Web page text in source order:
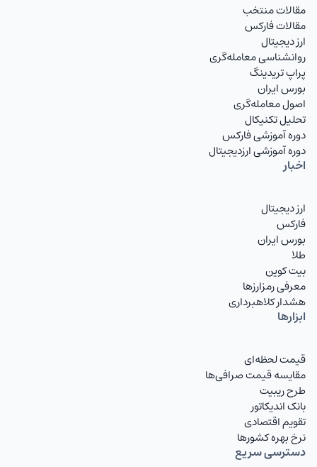
مقالات منتخب
مقالات فارکس
ارز دیجیتال
روانشناسی معامله‌گری
پراپ تریدینگ
بورس ایران
اصول معامله‌گری
تحلیل تکنیکال
دوره آموزشی فارکس
دوره آموزشی ارزدیجیتال
اخبار
ارز دیجیتال
فارکس
بورس ایران
طلا
بیت کوین
معرفی رمزارزها
هشدار کلاهبرداری
ابزارها
قیمت لحظه‌ای
مقایسه قیمت صرافی‌ها
طرح ریبیت
بانک اندیکاتور
تقویم اقتصادی
نرخ بهره کشورها
دسترسی سریع